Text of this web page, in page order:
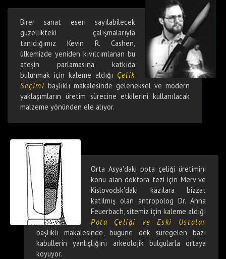
Birer sanat eseri sayılabilecek
güzellikteki çalışmalarıyla
tanıdığımız Kevin R. Cashen,
ülkemizde yeniden kıvılcımlanan bu
ateşin parlamasına katkıda
bulunmak için kaleme aldığı Çelik
Seçimi başlıklı makalesinde geleneksel ve modern
yaklaşımların üretim sürecine etkilerini kullanılacak
malzeme yönünden ele alıyor.
Orta Asya'daki pota çeliği üretimini
konu alan doktora tezi için Merv ve
Kislovodsk'daki kazılara bizzat
katılmış olan antropolog Dr. Anna
Feuerbach, sitemiz için kaleme aldığı
Pota Çeliği ve Eski Ustalar
başlıklı makalesinde, bugüne dek süregelen bazı
kabullerin yanlışlığını arkeolojik bulgularla ortaya
koyuyor.